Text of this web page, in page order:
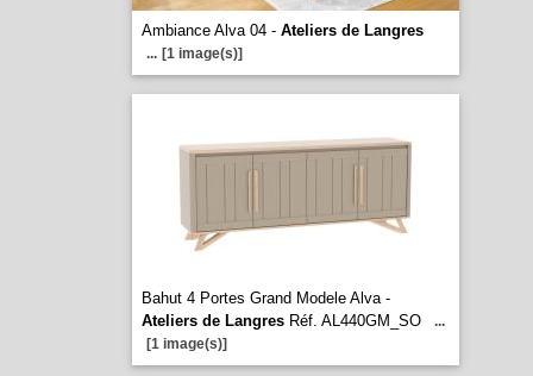
Ambiance Alva 04 - Ateliers de Langres
... [1 image(s)]
Bahut 4 Portes Grand Modele Alva -
Ateliers de LangresRéf. AL440GM_SO
...
[1 image(s)]